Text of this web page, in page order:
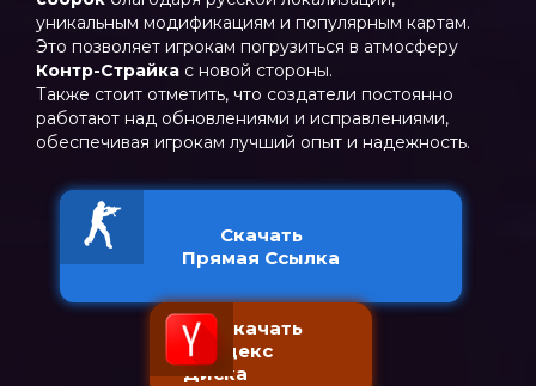
уникальным модификациям и популярным картам.
Это позволяет игрокам погрузиться в атмосферу
Контр-Страйка с новой стороны.
Также стоит отметить, что создатели постоянно
работают над обновлениями и исправлениями,
обеспечивая игрокам лучший опыт и надежность.
Скачать
Прямая Ссылка
Скачать
с Яндекс
Диска